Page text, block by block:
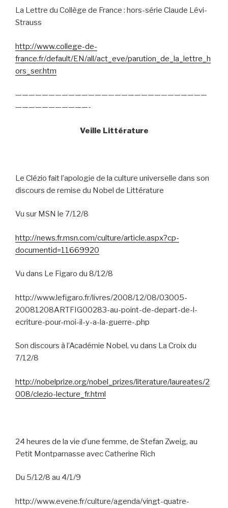
La Lettre du Collège de France : hors-série Claude Lévi-
Strauss
http://www.college-de-
france.fr/default/EN/all/act_eve/parution_de_la_lettre_h
ors_ser.htm
—————————————————————————————
———————————-
Veille Littérature
Le Clézio fait l’apologie de la culture universelle dans son
discours de remise du Nobel de Littérature
Vu sur MSN le 7/12/8
http://news.fr.msn.com/culture/article.aspx?cp-
documentid=11669920
Vu dans Le Figaro du 8/12/8
http://www.lefigaro.fr/livres/2008/12/08/03005-
20081208ARTFIG00283-au-point-de-depart-de-l-
ecriture-pour-moi-il-y-a-la-guerre-.php
Son discours à l’Académie Nobel, vu dans La Croix du
7/12/8
http://nobelprize.org/nobel_prizes/literature/laureates/2
008/clezio-lecture_fr.html
24 heures de la vie d’une femme, de Stefan Zweig, au
Petit Montparnasse avec Catherine Rich
Du 5/12/8 au 4/1/9
http://www.evene.fr/culture/agenda/vingt-quatre-